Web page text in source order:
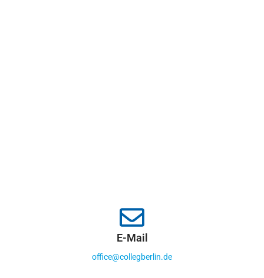
E-Mail
office@collegberlin.de